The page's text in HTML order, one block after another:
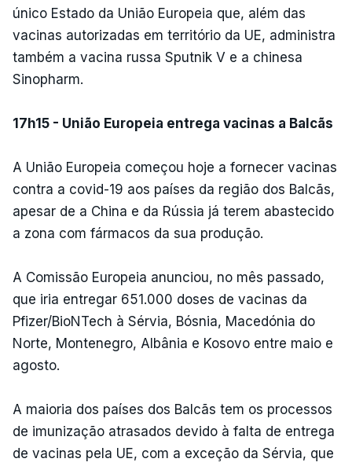
único Estado da União Europeia que, além das
vacinas autorizadas em território da UE, administra
também a vacina russa Sputnik V e a chinesa
Sinopharm.
17h15 - União Europeia entrega vacinas a Balcãs
A União Europeia começou hoje a fornecer vacinas
contra a covid-19 aos países da região dos Balcãs,
apesar de a China e da Rússia já terem abastecido
a zona com fármacos da sua produção.
A Comissão Europeia anunciou, no mês passado,
que iria entregar 651.000 doses de vacinas da
Pfizer/BioNTech à Sérvia, Bósnia, Macedónia do
Norte, Montenegro, Albânia e Kosovo entre maio e
agosto.
A maioria dos países dos Balcãs tem os processos
de imunização atrasados devido à falta de entrega
de vacinas pela UE, com a exceção da Sérvia, que